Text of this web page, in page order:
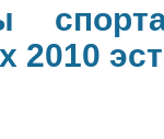
2010